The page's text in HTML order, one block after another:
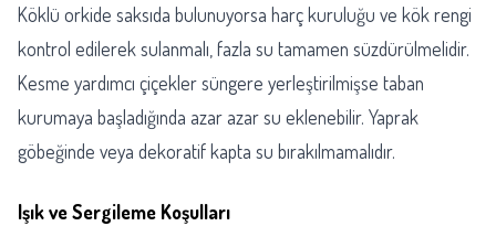
Köklü orkide saksıda bulunuyorsa harç kuruluğu ve kök rengi
kontrol edilerek sulanmalı, fazla su tamamen süzdürülmelidir.
Kesme yardımcı çiçekler süngere yerleştirilmişse taban
kurumaya başladığında azar azar su eklenebilir. Yaprak
göbeğinde veya dekoratif kapta su bırakılmamalıdır.
Işık ve Sergileme Koşulları